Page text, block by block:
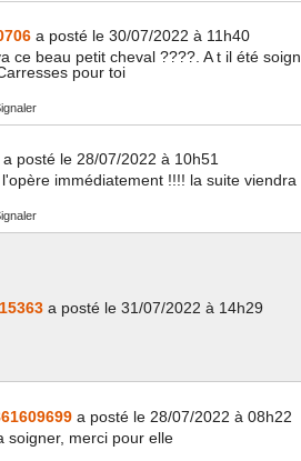
a posté le 30/07/2022 à 11h40
ce beau petit cheval ????. A t il été
pour toi
a posté le 28/07/2022 à 10h51
immédiatement !!!! la suite viendra
a posté le 31/07/2022 à 14h29
a posté le 28/07/2022 à 08h22
soigner, merci pour elle